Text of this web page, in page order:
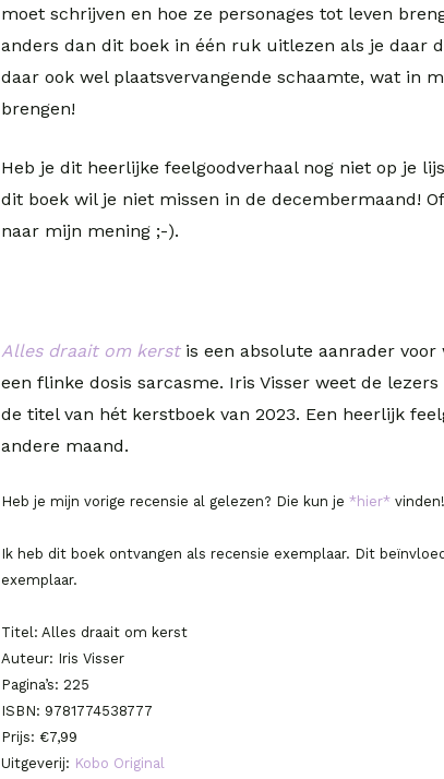
moet schrijven en hoe ze personages tot leven
anders dan dit boek in één ruk uitlezen als je daar
daar ook wel plaatsvervangende schaamte, wat in
brengen!
Heb je dit heerlijke feelgoodverhaal nog niet op je
dit boek wil je niet missen in de decembermaand!
naar mijn mening ;-).
Alles draait om kerstis een absolute aanrader
een flinke dosis sarcasme. Iris Visser weet de
de titel van hét kerstboek van 2023. Een heerlijk
andere maand.
Heb je mijn vorige recensie al gelezen? Die kun je *hier*vinden!
Ik heb dit boek ontvangen als recensie exemplaar. Dit
exemplaar.
Titel: Alles draait om kerst
Auteur: Iris Visser
Pagina’s: 225
ISBN: 9781774538777
Prijs: €7,99
Uitgeverij: Kobo Original